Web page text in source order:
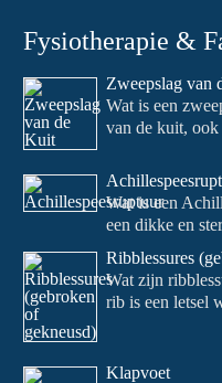
Fysiotherapie &
Zweepslag van
Wat is een
van de kuit, ook
Wat is een
een dikke en
Ribblessures
Wat zijn
rib is een letsel
Klapvoet